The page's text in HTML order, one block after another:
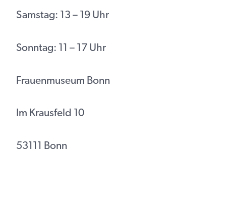
Samstag: 13 – 19 Uhr
Sonntag: 11 – 17 Uhr
Frauenmuseum Bonn
Im Krausfeld 10
53111 Bonn